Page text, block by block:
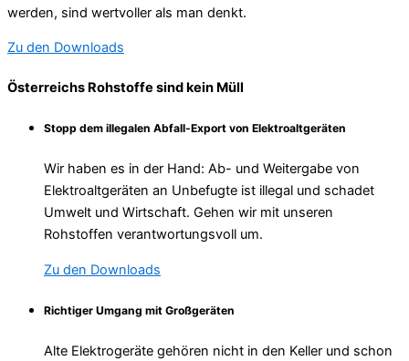
werden, sind wertvoller als man denkt.
Zu den Downloads
Österreichs Rohstoffe sind kein Müll
Stopp dem illegalen Abfall-Export von Elektroaltgeräten
Wir haben es in der Hand: Ab- und Weitergabe von
Elektroaltgeräten an Unbefugte ist illegal und schadet
Umwelt und Wirtschaft. Gehen wir mit unseren
Rohstoffen verantwortungsvoll um.
Zu den Downloads
Richtiger Umgang mit Großgeräten
Alte Elektrogeräte gehören nicht in den Keller und schon